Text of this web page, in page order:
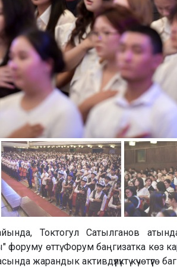
Токтогул Сатылганов
өттү. Форум баңгизатка көз
жарандык активдүүлүктү күчөтүүгө